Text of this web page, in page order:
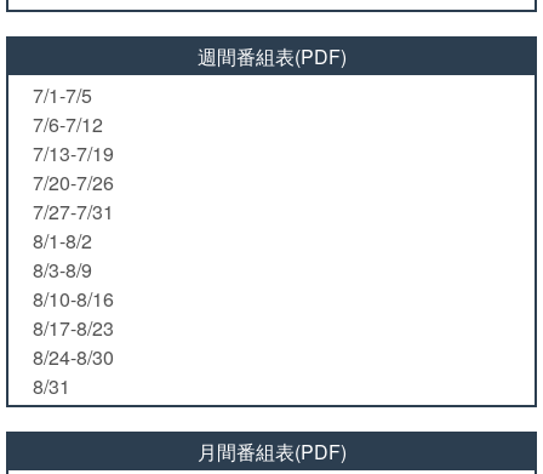
週間番組表(PDF)
7/1-7/5
7/6-7/12
7/13-7/19
7/20-7/26
7/27-7/31
8/1-8/2
8/3-8/9
8/10-8/16
8/17-8/23
8/24-8/30
8/31
月間番組表(PDF)